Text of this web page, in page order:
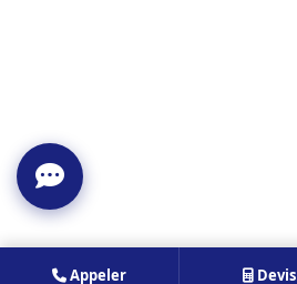
Appeler Devis